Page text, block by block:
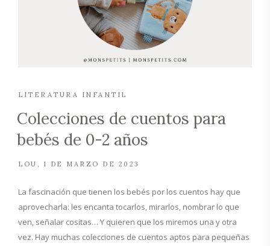
LITERATURA INFANTIL
Colecciones de cuentos para
bebés de 0-2 años
LOU 1 DE MARZO DE 2023
La fascinación que tienen los bebés por los cuentos hay que
aprovecharla: les encanta tocarlos, mirarlos, nombrar lo que
ven, señalar cositas… Y quieren que los miremos una y otra
vez. Hay muchas colecciones de cuentos aptos para pequeñas